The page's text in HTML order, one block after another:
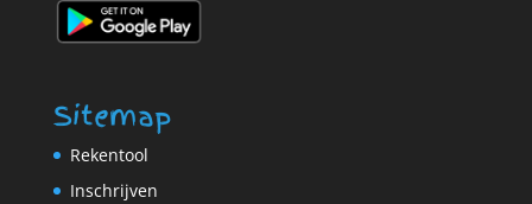
Sitemap
Rekentool
Inschrijven